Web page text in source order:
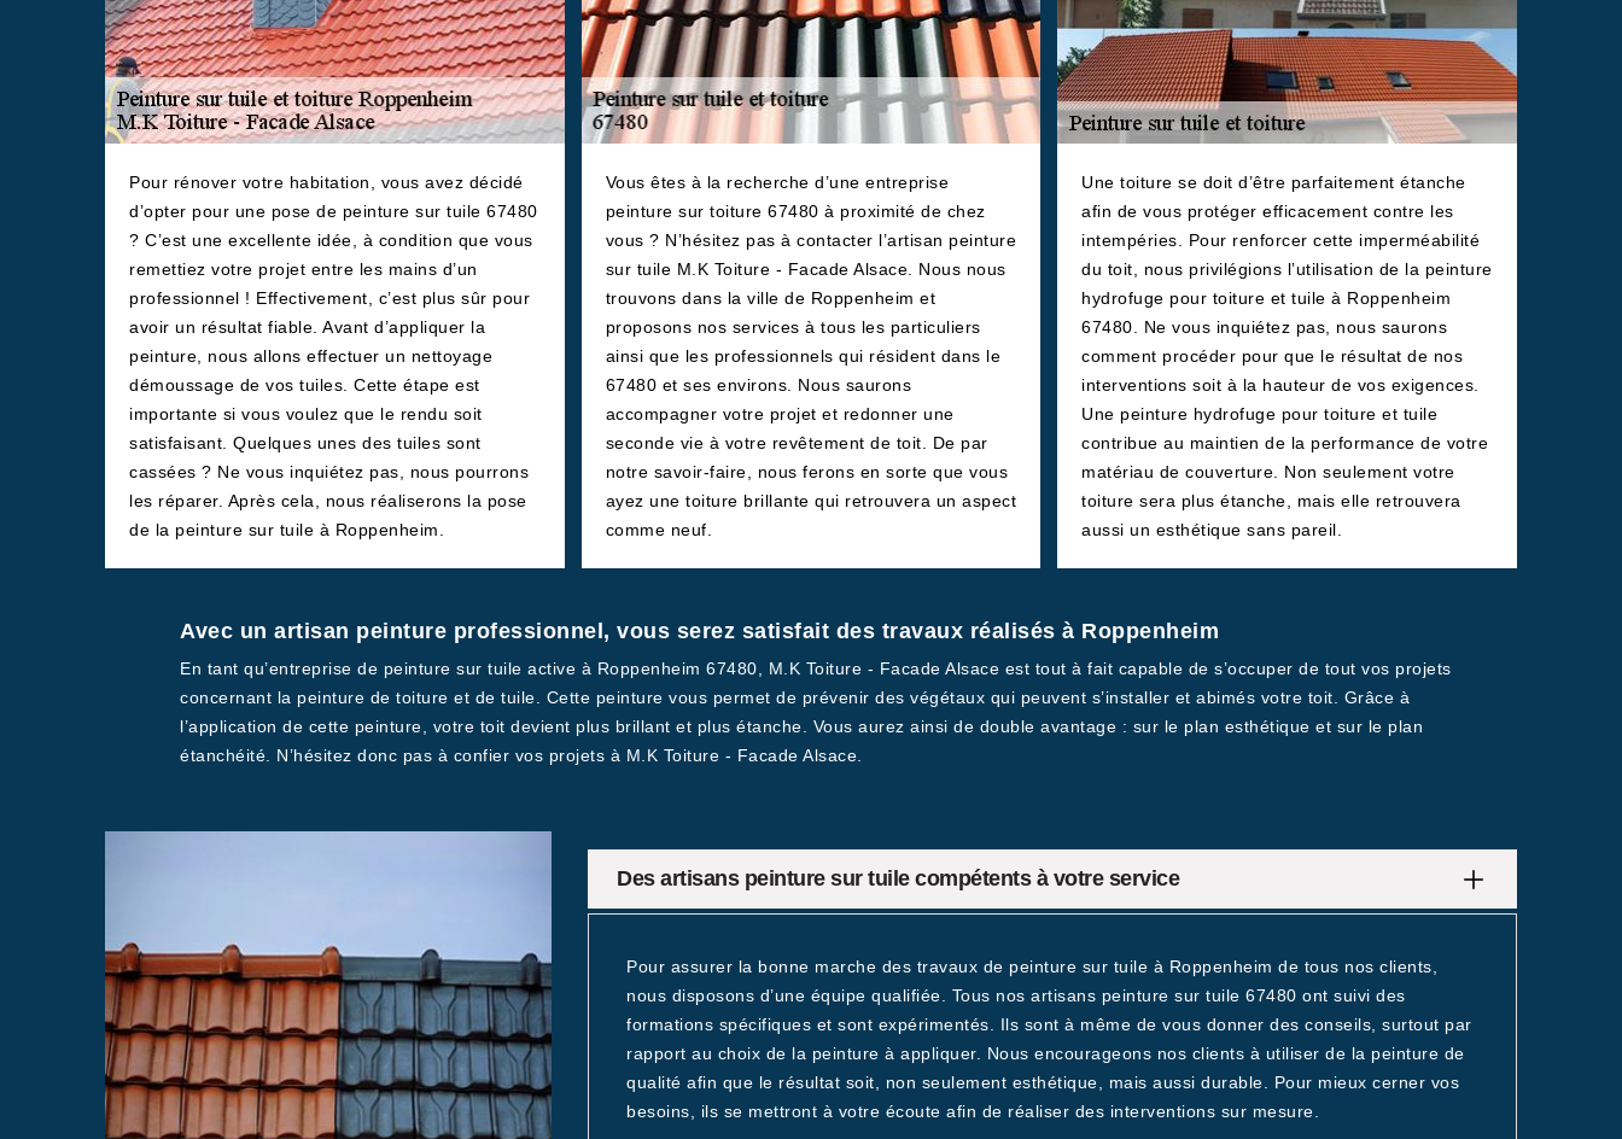
Pour rénover votre habitation, vous avez décidé
d’opter pour une pose de peinture sur tuile 67480
? C’est une excellente idée, à condition que vous
remettiez votre projet entre les mains d’un
professionnel ! Effectivement, c’est plus sûr pour
avoir un résultat fiable. Avant d’appliquer la
peinture, nous allons effectuer un nettoyage
démoussage de vos tuiles. Cette étape est
importante si vous voulez que le rendu soit
satisfaisant. Quelques unes des tuiles sont
cassées ? Ne vous inquiétez pas, nous pourrons
les réparer. Après cela, nous réaliserons la pose
de la peinture sur tuile à Roppenheim.
Vous êtes à la recherche d’une entreprise
peinture sur toiture 67480 à proximité de chez
vous ? N’hésitez pas à contacter l’artisan peinture
sur tuile M.K Toiture - Facade Alsace. Nous nous
trouvons dans la ville de Roppenheim et
proposons nos services à tous les particuliers
ainsi que les professionnels qui résident dans le
67480 et ses environs. Nous saurons
accompagner votre projet et redonner une
seconde vie à votre revêtement de toit. De par
notre savoir-faire, nous ferons en sorte que vous
ayez une toiture brillante qui retrouvera un aspect
comme neuf.
Une toiture se doit d’être parfaitement étanche
afin de vous protéger efficacement contre les
intempéries. Pour renforcer cette imperméabilité
du toit, nous privilégions l’utilisation de la peinture
hydrofuge pour toiture et tuile à Roppenheim
67480. Ne vous inquiétez pas, nous saurons
comment procéder pour que le résultat de nos
interventions soit à la hauteur de vos exigences.
Une peinture hydrofuge pour toiture et tuile
contribue au maintien de la performance de votre
matériau de couverture. Non seulement votre
toiture sera plus étanche, mais elle retrouvera
aussi un esthétique sans pareil.
Avec un artisan peinture professionnel, vous serez satisfait des travaux réalisés à Roppenheim
En tant qu’entreprise de peinture sur tuile active à Roppenheim 67480, M.K Toiture - Facade Alsace est tout à fait capable de s’occuper de tout vos projets
concernant la peinture de toiture et de tuile. Cette peinture vous permet de prévenir des végétaux qui peuvent s’installer et abimés votre toit. Grâce à
l’application de cette peinture, votre toit devient plus brillant et plus étanche. Vous aurez ainsi de double avantage : sur le plan esthétique et sur le plan
étanchéité. N’hésitez donc pas à confier vos projets à M.K Toiture - Facade Alsace.
Des artisans peinture sur tuile compétents à votre service
Pour assurer la bonne marche des travaux de peinture sur tuile à Roppenheim de tous nos clients,
nous disposons d’une équipe qualifiée. Tous nos artisans peinture sur tuile 67480 ont suivi des
formations spécifiques et sont expérimentés. Ils sont à même de vous donner des conseils, surtout par
rapport au choix de la peinture à appliquer. Nous encourageons nos clients à utiliser de la peinture de
qualité afin que le résultat soit, non seulement esthétique, mais aussi durable. Pour mieux cerner vos
besoins, ils se mettront à votre écoute afin de réaliser des interventions sur mesure.